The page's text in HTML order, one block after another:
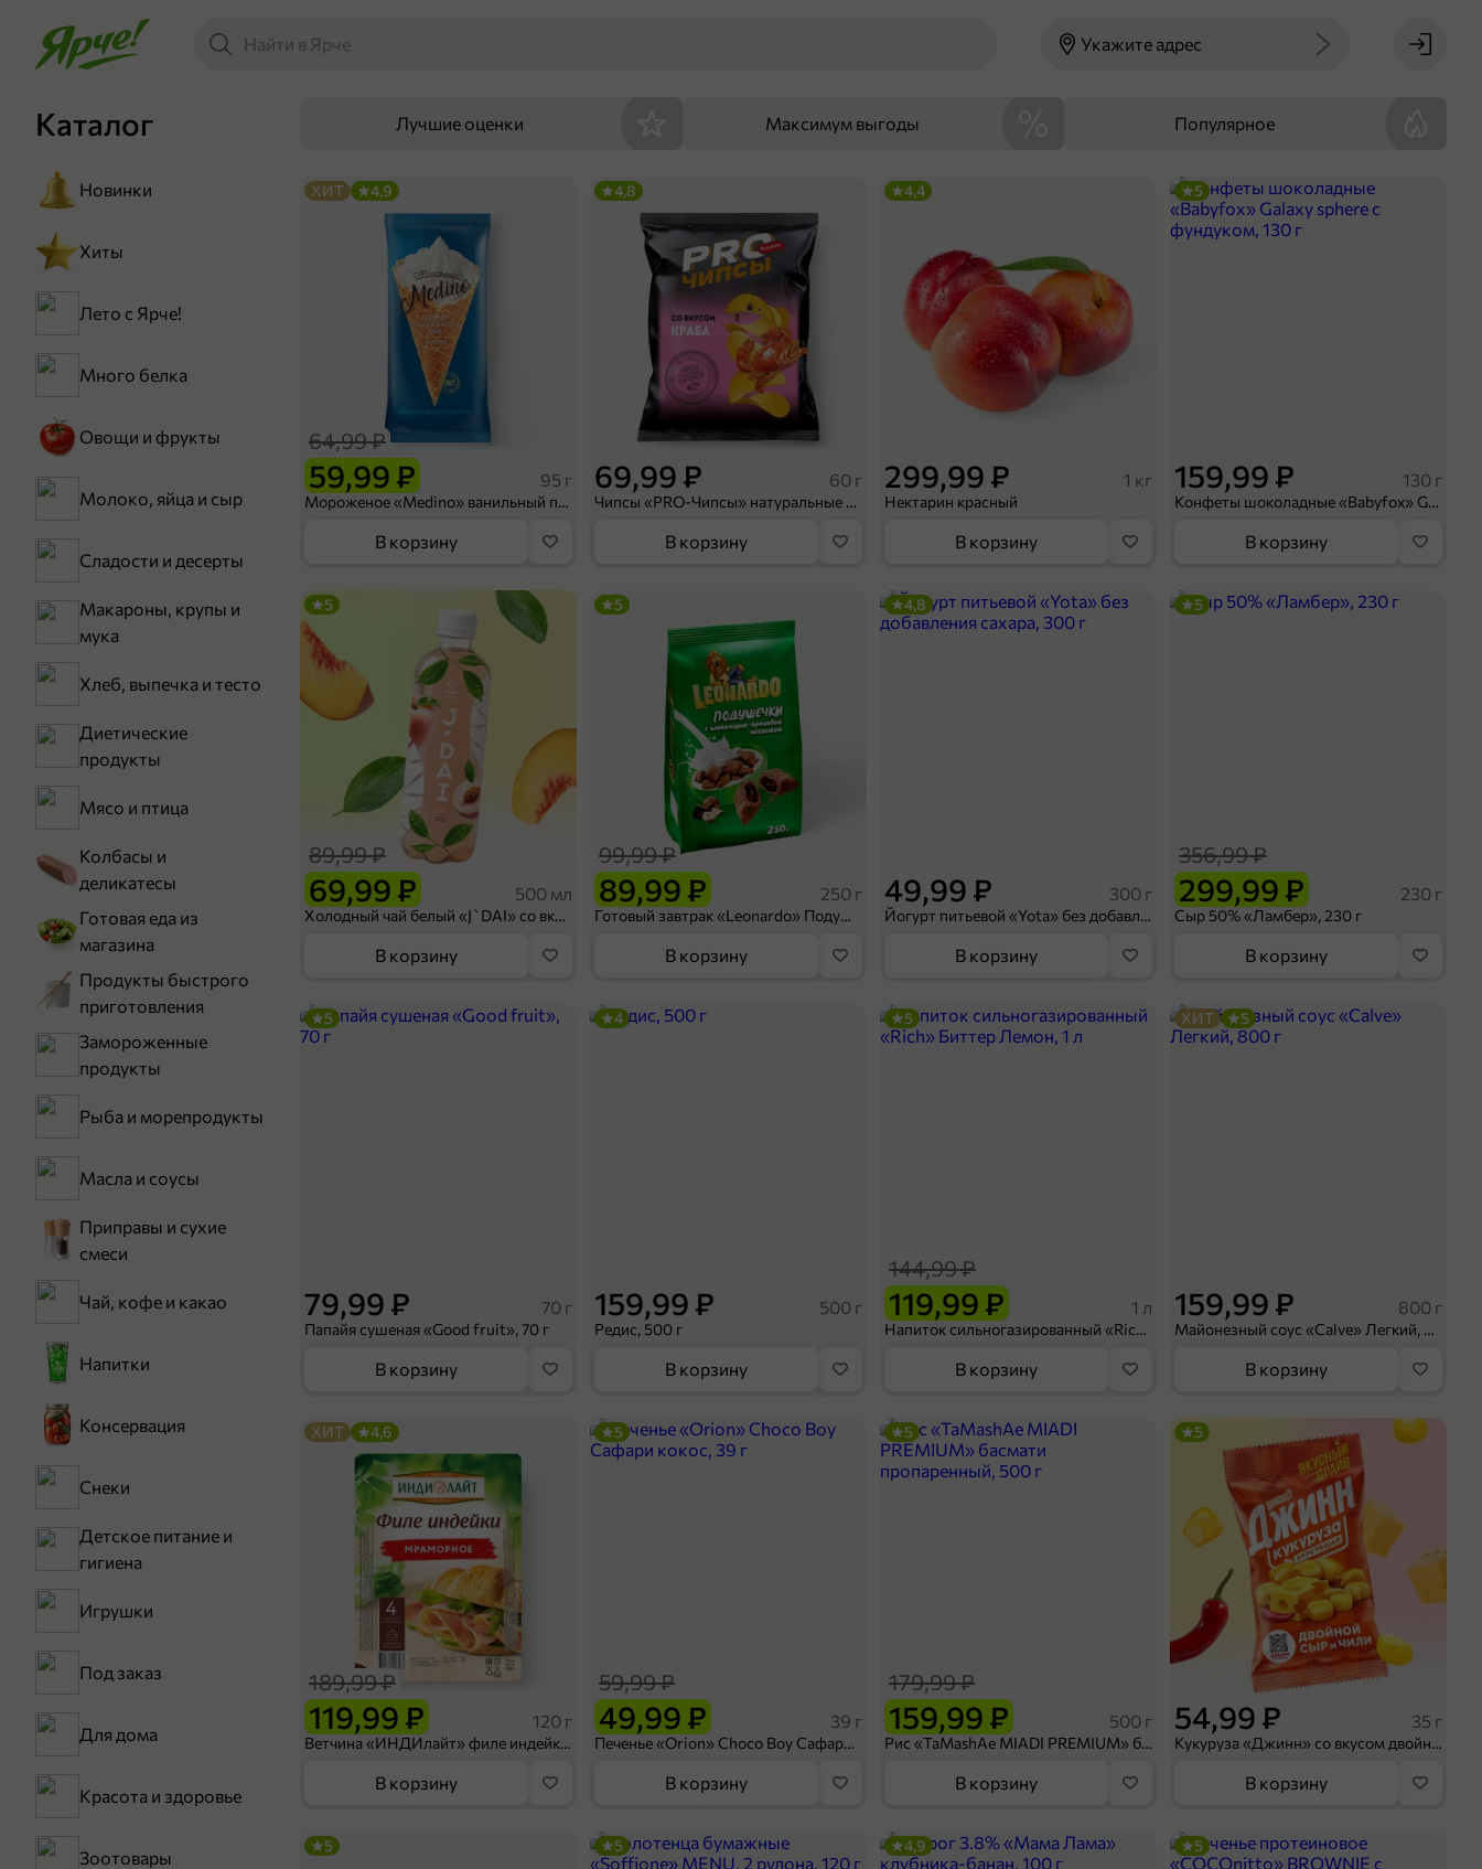
Укажите адрес
Каталог
Новинки
Хиты
Лето с Ярче!
Много белка
Овощи и фрукты
Молоко, яйца и сыр
Сладости и десерты
Макароны, крупы и
мука
Хлеб, выпечка и тесто
Диетические
продукты
Мясо и птица
Колбасы и
деликатесы
Готовая еда из
магазина
Продукты быстрого
приготовления
Замороженные
продукты
Рыба и морепродукты
Масла и соусы
Приправы и сухие
смеси
Чай, кофе и какао
Напитки
Консервация
Снеки
Детское питание и
гигиена
Игрушки
Под заказ
Для дома
Красота и здоровье
Зоотовары
Лучшие оценки Максимум выгоды Популярное
59,99 ₽
64,99 ₽
95 г
Мороженое «Medino» ванильный пломбир в рожке, 95 г
ХИТ 4,9
В корзину
69,99 ₽ 60 г
Чипсы «PRO-Чипсы» натуральные картофельные со вкусом краба, 60 г
4,8
В корзину
299,99 ₽ 1 кг
Нектарин красный
4,4
В корзину
159,99 ₽ 130 г
Конфеты шоколадные «Babyfox» Galaxy sphere с фундуком, 130 г
5
В корзину
69,99 ₽
89,99 ₽
500 мл
Холодный чай белый «J`DAI» со вкусом белого персика, 500 мл
5
В корзину
89,99 ₽
99,99 ₽
250 г
Готовый завтрак «Leonardo» Подушечки с шоколадно-ореховой начинкой, 250 г
5
В корзину
49,99 ₽ 300 г
Йогурт питьевой «Yota» без добавления сахара, 300 г
4,8
В корзину
299,99 ₽
356,99 ₽
230 г
Сыр 50% «Ламбер», 230 г
5
В корзину
79,99 ₽ 70 г
Папайя сушеная «Good fruit», 70 г
5
В корзину
159,99 ₽ 500 г
Редис, 500 г
4
В корзину
119,99 ₽
144,99 ₽
1 л
Напиток сильногазированный «Rich» Биттер Лемон, 1 л
5
В корзину
159,99 ₽ 800 г
Майонезный соус «Calve» Легкий, 800 г
ХИТ 5
В корзину
119,99 ₽
189,99 ₽
120 г
Ветчина «ИНДИлайт» филе индейки Мраморное, в нарезке, 120 г
ХИТ 4,6
В корзину
49,99 ₽
59,99 ₽
39 г
Печенье «Orion» Choco Boy Сафари кокос, 39 г
5
В корзину
159,99 ₽
179,99 ₽
500 г
Рис «TaMashAe MIADI PREMIUM» басмати пропаренный, 500 г
5
В корзину
54,99 ₽ 35 г
Кукуруза «Джинн» со вкусом двойного сыра и чили, 35 г
5
В корзину
5 5 4,9 5